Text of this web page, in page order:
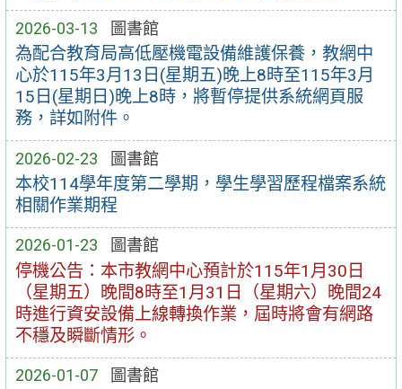
2026-03-13 圖書館
為配合教育局高低壓機電設備維護保養，教網中
心於115年3月13日(星期五)晚上8時至115年3月
15日(星期日)晚上8時，將暫停提供系統網頁服
務，詳如附件。
2026-02-23 圖書館
本校114學年度第二學期，學生學習歷程檔案系統
相關作業期程
2026-01-23 圖書館
停機公告：本市教網中心預計於115年1月30日
（星期五）晚間8時至1月31日（星期六）晚間24
時進行資安設備上線轉換作業，屆時將會有網路
不穩及瞬斷情形。
2026-01-07 圖書館